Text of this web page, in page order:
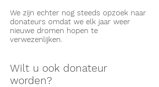
We zijn echter nog steeds opzoek naar
donateurs omdat we elk jaar weer
nieuwe dromen hopen te
verwezenlijken.
Wilt u ook donateur
worden?